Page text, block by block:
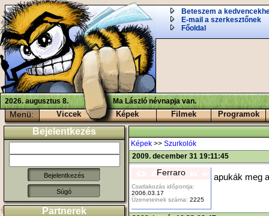
Beteszem a
E-mail a szerkesztőnek
Főoldal
2026. augusztus 8. Ma László névnapja van.
Menü: Viccek Képek Filmek Programok
Bejelentkezés
Súgó
Partnerek
Képek >> Szurkolók
2009. december 31 19:11:45
Ferraro
Csatlakozás időpontja:
2006.03.17
Üzeneteinek száma: 2225
apukák meg